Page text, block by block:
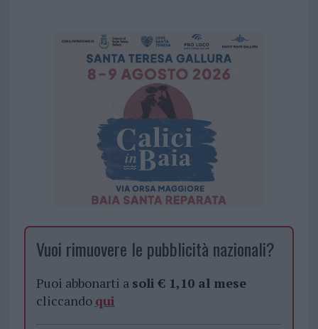
Vuoi rimuovere le pubblicità nazionali?
Puoi abbonarti a soli € 1,10 al mese
cliccando qui